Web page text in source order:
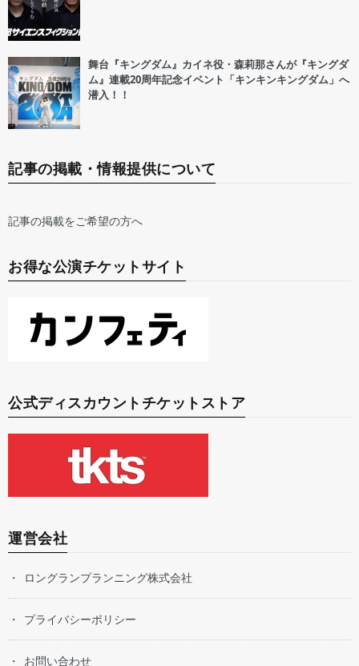
舞台『キングダム』カイネ役・森莉那さんが『キングダ
ム』連載20周年記念イベント「キンキンキングダム」へ
潜入！！
記事の掲載・情報提供について
記事の掲載をご希望の方へ
お得な公演チケットサイト
公式ディスカウントチケットストア
運営会社
ロングランプランニング株式会社
プライバシーポリシー
お問い合わせ